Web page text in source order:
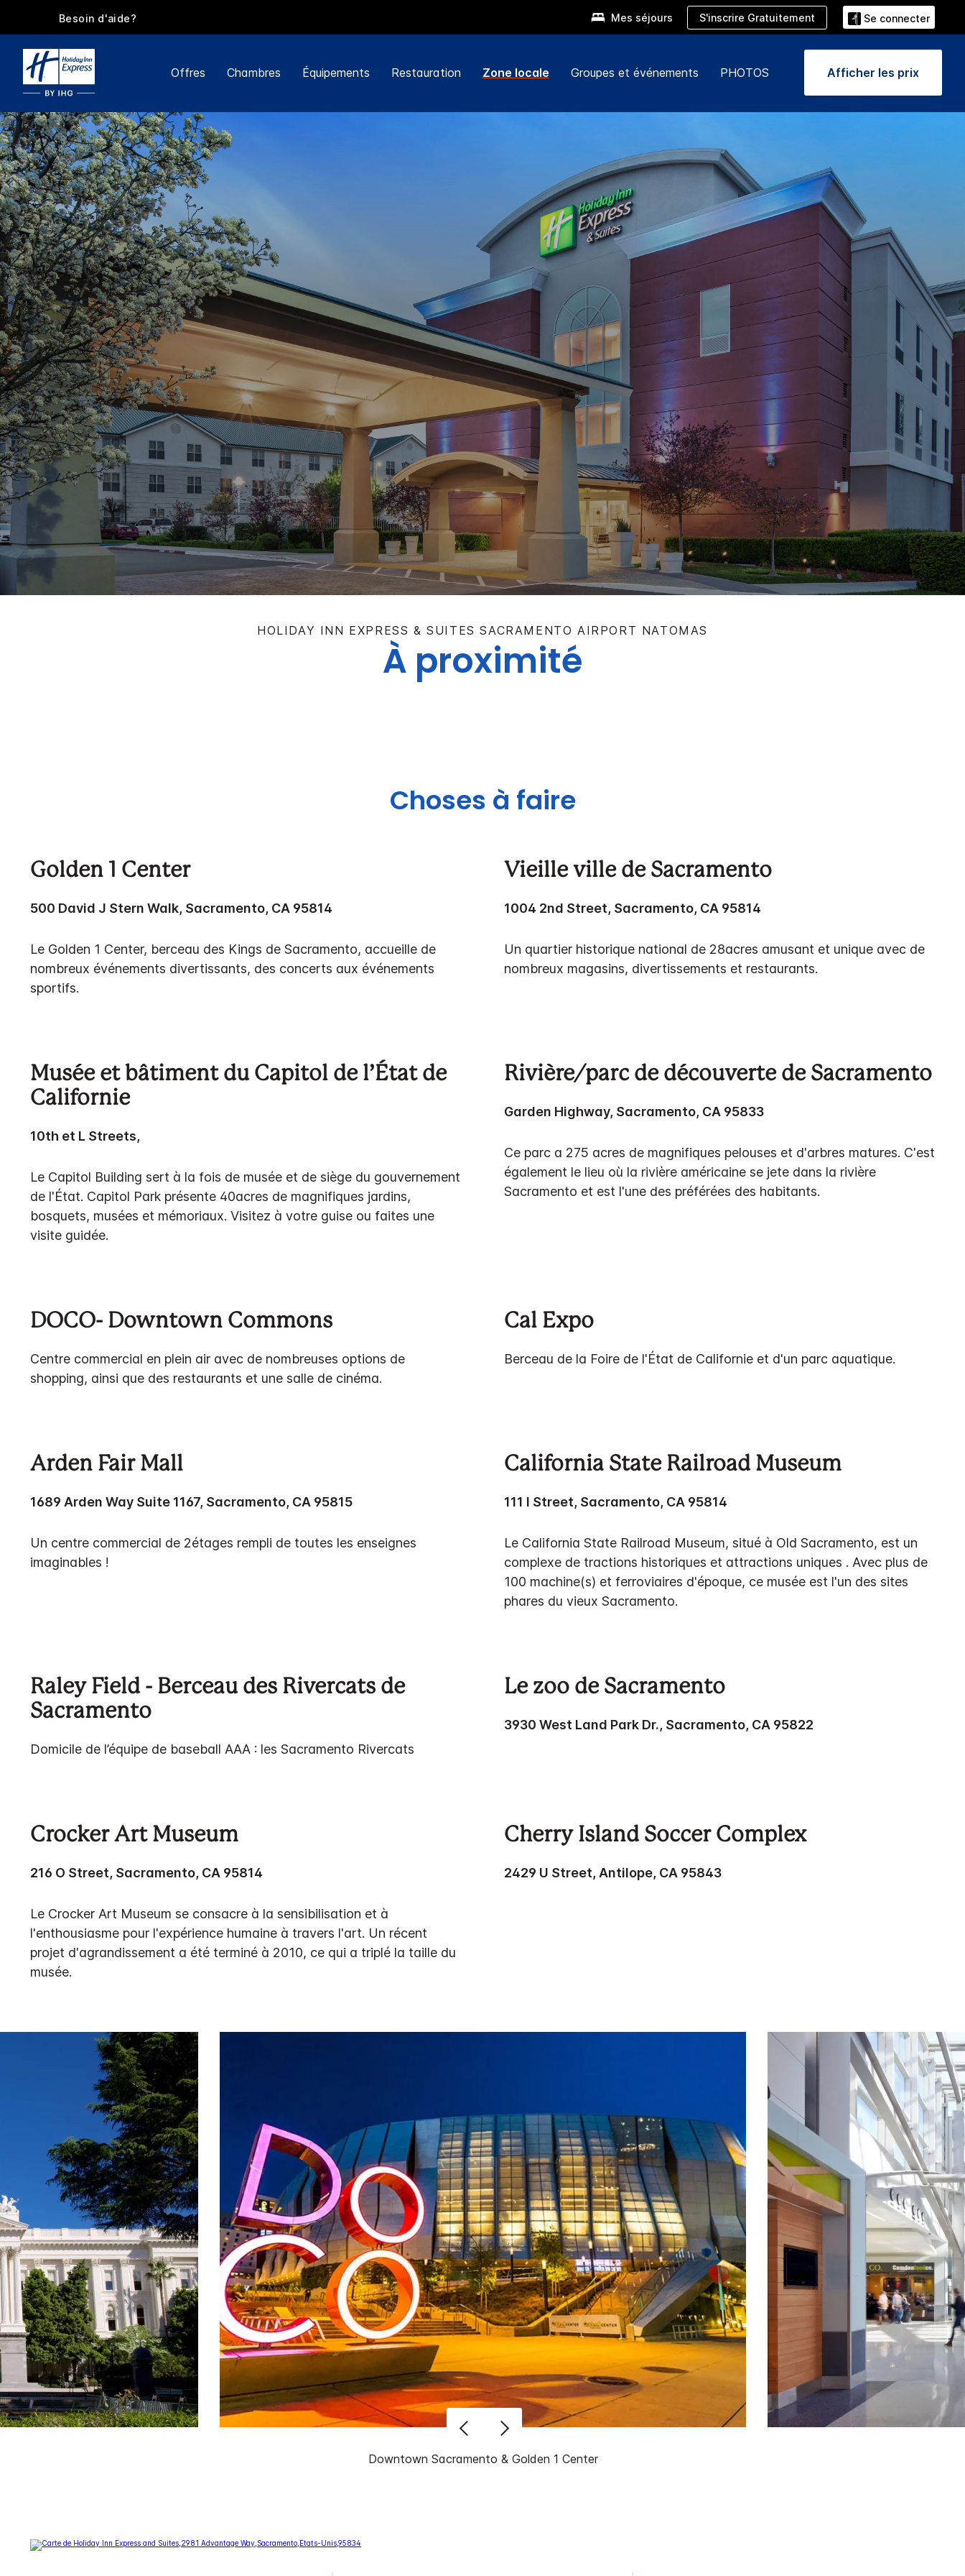
Besoin d'aide? Mes séjours S'inscrire Gratuitement Se connecter
Offres Chambres Équipements Restauration Zone locale Groupes et événements PHOTOS Afficher les prix
HOLIDAY INN EXPRESS & SUITES SACRAMENTO AIRPORT NATOMAS
À proximité
Choses à faire
Golden 1 Center
500 David J Stern Walk, Sacramento, CA 95814
Le Golden 1 Center, berceau des Kings de Sacramento, accueille de
nombreux événements divertissants, des concerts aux événements
sportifs.
Vieille ville de Sacramento
1004 2nd Street, Sacramento, CA 95814
Un quartier historique national de 28acres amusant et unique avec de
nombreux magasins, divertissements et restaurants.
Musée et bâtiment du Capitol de l’État de
Californie
10th et L Streets,
Le Capitol Building sert à la fois de musée et de siège du gouvernement
de l'État. Capitol Park présente 40acres de magnifiques jardins,
bosquets, musées et mémoriaux. Visitez à votre guise ou faites une
visite guidée.
Rivière/parc de découverte de Sacramento
Garden Highway, Sacramento, CA 95833
Ce parc a 275 acres de magnifiques pelouses et d'arbres matures. C'est
également le lieu où la rivière américaine se jete dans la rivière
Sacramento et est l'une des préférées des habitants.
DOCO- Downtown Commons
Centre commercial en plein air avec de nombreuses options de
shopping, ainsi que des restaurants et une salle de cinéma.
Cal Expo
Berceau de la Foire de l'État de Californie et d'un parc aquatique.
Arden Fair Mall
1689 Arden Way Suite 1167, Sacramento, CA 95815
Un centre commercial de 2étages rempli de toutes les enseignes
imaginables !
California State Railroad Museum
111 I Street, Sacramento, CA 95814
Le California State Railroad Museum, situé à Old Sacramento, est un
complexe de tractions historiques et attractions uniques . Avec plus de
100 machine(s) et ferroviaires d'époque, ce musée est l'un des sites
phares du vieux Sacramento.
Raley Field - Berceau des Rivercats de
Sacramento
Domicile de l’équipe de baseball AAA : les Sacramento Rivercats
Le zoo de Sacramento
3930 West Land Park Dr., Sacramento, CA 95822
Crocker Art Museum
216 O Street, Sacramento, CA 95814
Le Crocker Art Museum se consacre à la sensibilisation et à
l'enthousiasme pour l'expérience humaine à travers l'art. Un récent
projet d'agrandissement a été terminé à 2010, ce qui a triplé la taille du
musée.
Cherry Island Soccer Complex
2429 U Street, Antilope, CA 95843
Downtown Sacramento & Golden 1 Center